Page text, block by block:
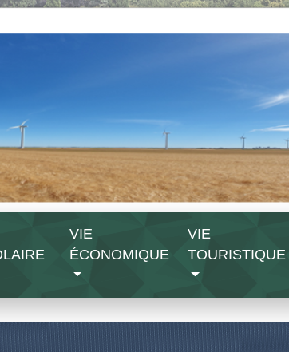
VIE
ÉCONOMIQUE
VIE
TOURISTIQUE